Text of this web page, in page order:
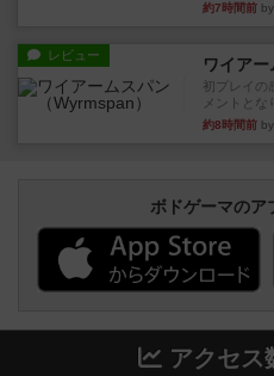
約7時間前
レビュー ワイア
初プレイの
メントとな
約8時間前
ボドゲーマのア
アクセス